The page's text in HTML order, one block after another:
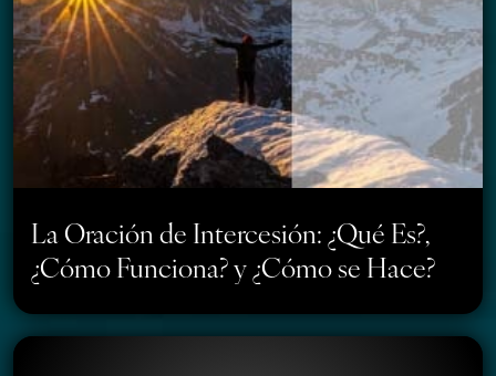
La Oración de Intercesión: ¿Qué Es?,
¿Cómo Funciona? y ¿Cómo se Hace?